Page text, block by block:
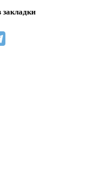
закладки